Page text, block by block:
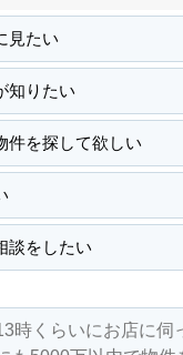
見たい
知りたい
件を探して欲しい
談をしたい